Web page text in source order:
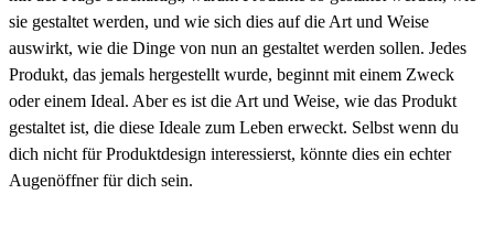
sie gestaltet werden, und wie sich dies auf die Art und Weise
auswirkt, wie die Dinge von nun an gestaltet werden sollen. Jedes
Produkt, das jemals hergestellt wurde, beginnt mit einem Zweck
oder einem Ideal. Aber es ist die Art und Weise, wie das Produkt
gestaltet ist, die diese Ideale zum Leben erweckt. Selbst wenn du
dich nicht für Produktdesign interessierst, könnte dies ein echter
Augenöffner für dich sein.